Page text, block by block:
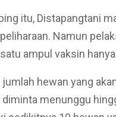
itu, Distapangtani
Namun
ampul vaksin
jumlah hewan yang
menunggu